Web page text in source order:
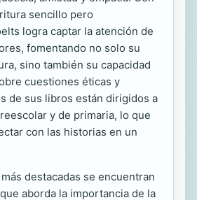
sencillo pero
logra captar la atención de
fomentando no solo su
sino también su capacidad
cuestiones éticas y
de sus libros están dirigidos a
y de primaria, lo que
con las historias en un
destacadas se encuentran
aborda la importancia de la